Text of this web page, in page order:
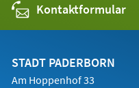
Kontaktformular
STADT PADERBORN
Am Hoppenhof 33